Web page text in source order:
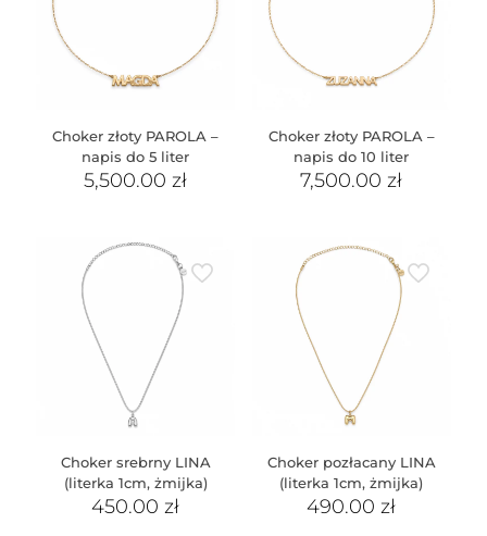
Choker złoty PAROLA –
napis do 5 liter
5,500.00zł
Choker złoty PAROLA –
napis do 10 liter
7,500.00zł
Choker srebrny LINA
(literka 1cm, żmijka)
450.00zł
Choker pozłacany LINA
(literka 1cm, żmijka)
490.00zł